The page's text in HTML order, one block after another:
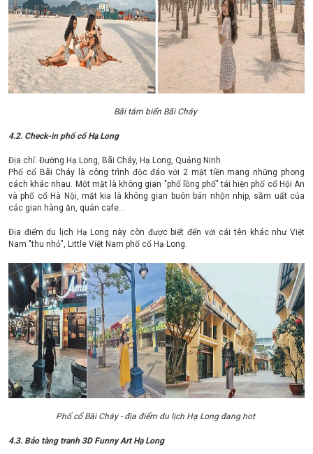
Bãi tắm biển Bãi Cháy
4.2. Check-in phố cổ Hạ Long
Địa chỉ: Đường Hạ Long, Bãi Cháy, Hạ Long, Quảng Ninh
Phố cổ Bãi Cháy là công trình độc đáo với 2 mặt tiền mang những phong
cách khác nhau. Một mặt là không gian "phố lồng phố" tái hiện phố cổ Hội An
và phố cổ Hà Nội, mặt kia là không gian buôn bán nhộn nhịp, sầm uất của
các gian hàng ăn, quán cafe...
Địa điểm du lịch Hạ Long này còn được biết đến với cái tên khác như Việt
Nam "thu nhỏ", Little Việt Nam phố cổ Hạ Long.
Phố cổ Bãi Cháy - địa điểm du lịch Hạ Long đang hot
4.3. Bảo tàng tranh 3D Funny Art Hạ Long